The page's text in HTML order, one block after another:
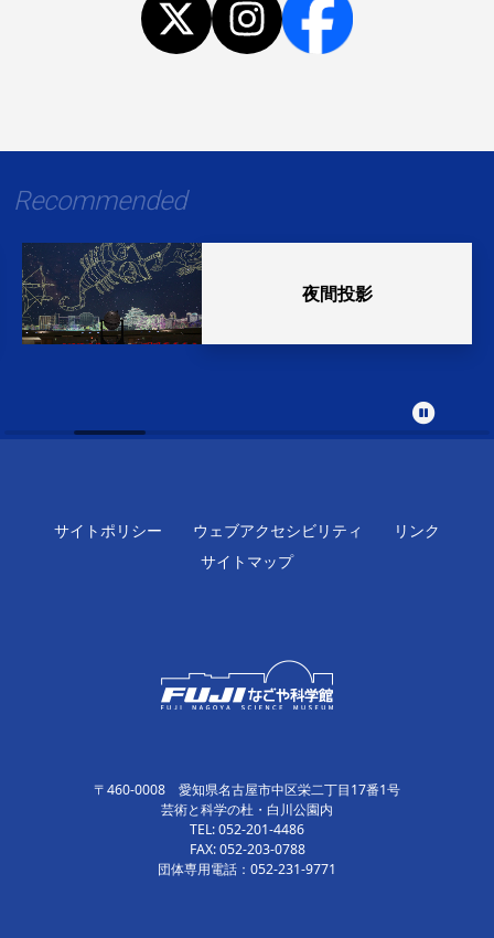
Recommended
夜間投影
サイトポリシー ウェブアクセシビリティ
リンク
サイトマップ
〒460-0008 愛知県名古屋市中区栄二丁目17番1号
芸術と科学の杜・白川公園内
TEL: 052-201-4486
FAX: 052-203-0788
団体専用電話：052-231-9771